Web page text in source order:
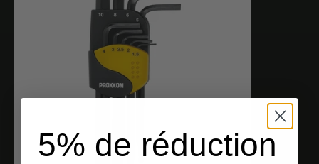
5% de réduction